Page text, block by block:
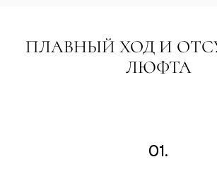
ПЛАВНЫЙ ХОД И
ЛЮФТА
01.